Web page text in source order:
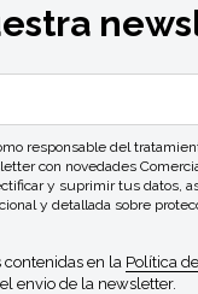
responsable del
con novedades
y suprimir tus datos,
y detallada sobre
contenidas en la Política
envio de la newsletter.